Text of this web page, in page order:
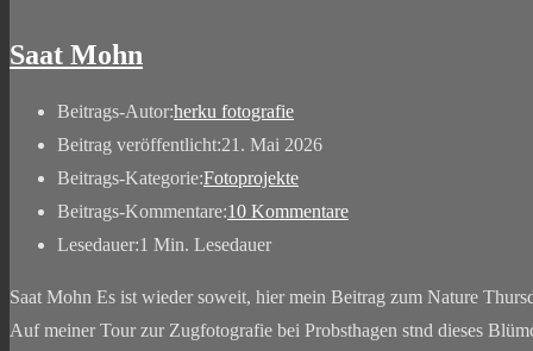
Saat Mohn
Beitrags-Autor:herku fotografie
Beitrag veröffentlicht:21. Mai 2026
Beitrags-Kategorie:Fotoprojekte
Beitrags-Kommentare:10 Kommentare
Lesedauer:1 Min. Lesedauer
Saat Mohn Es ist wieder soweit, hier mein Beitrag zum Nature
Auf meiner Tour zur Zugfotografie bei Probsthagen stnd dieses